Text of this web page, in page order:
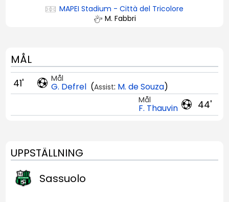
MAPEI Stadium - Città del Tricolore
M. Fabbri
MÅL
Mål
G. Defrel (Assist: M. de Souza)
41'
44'
Mål
F. Thauvin
UPPSTÄLLNING
Sassuolo